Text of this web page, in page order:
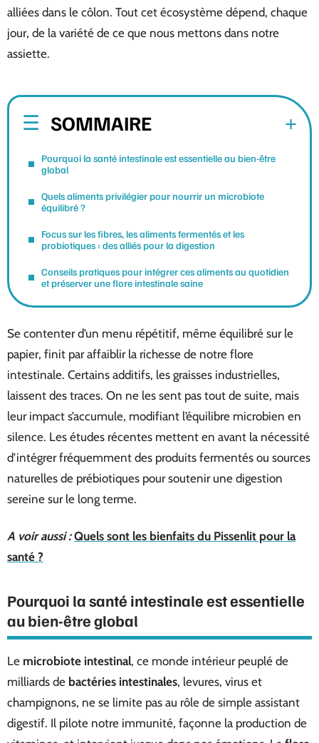
alliées dans le côlon. Tout cet écosystème dépend, chaque
jour, de la variété de ce que nous mettons dans notre
assiette.
SOMMAIRE
Pourquoi la santé intestinale est essentielle au bien-être
global
Quels aliments privilégier pour nourrir un microbiote
équilibré ?
Focus sur les fibres, les aliments fermentés et les
probiotiques : des alliés pour la digestion
Conseils pratiques pour intégrer ces aliments au quotidien
et préserver une flore intestinale saine
Se contenter d’un menu répétitif, même équilibré sur le
papier, finit par affaiblir la richesse de notre flore
intestinale. Certains additifs, les graisses industrielles,
laissent des traces. On ne les sent pas tout de suite, mais
leur impact s’accumule, modifiant l’équilibre microbien en
silence. Les études récentes mettent en avant la nécessité
d’intégrer fréquemment des produits fermentés ou sources
naturelles de prébiotiques pour soutenir une digestion
sereine sur le long terme.
A voir aussi : Quels sont les bienfaits du Pissenlit pour la
santé ?
Pourquoi la santé intestinale est essentielle
au bien-être global
Le microbiote intestinal, ce monde intérieur peuplé de
milliards de bactéries intestinales, levures, virus et
champignons, ne se limite pas au rôle de simple assistant
digestif. Il pilote notre immunité, façonne la production de